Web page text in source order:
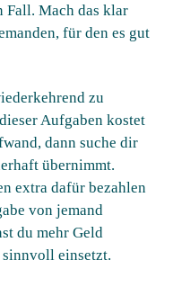
Fall. Mach das klar
für den es gut
zu
Aufgaben kostet
dann suche dir
übernimmt.
extra dafür bezahlen
von jemand
du mehr Geld
einsetzt.